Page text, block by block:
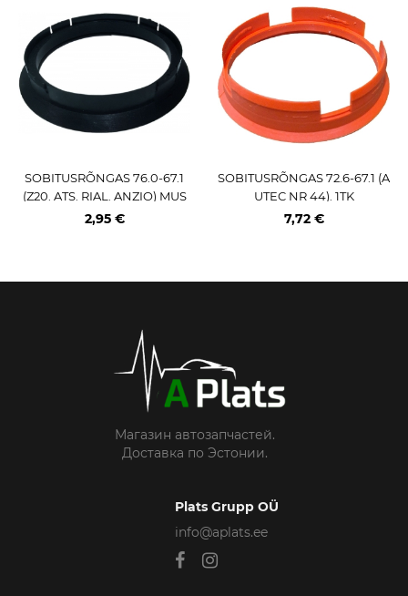
SOBITUSRÕNGAS 76.0-67.1
(Z20. ATS. RIAL. ANZIO) MUS
T. 1TK
2,95 €
SOBITUSRÕNGAS 72.6-67.1 (A
UTEC NR 44). 1TK
7,72 €
Магазин автозапчастей.
Доставка по Эстонии.
Plats Grupp OÜ
info@aplats.ee